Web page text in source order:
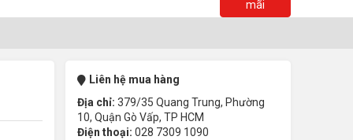
mãi
Liên hệ mua hàng
Địa chỉ: 379/35 Quang Trung, Phường
10, Quận Gò Vấp, TP HCM
Điện thoại: 028 7309 1090